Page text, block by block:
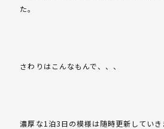
た。
さわりはこんなもんで、、、
濃厚な1泊3日の模様は随時更新していき